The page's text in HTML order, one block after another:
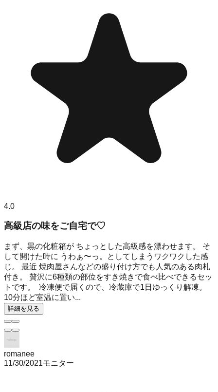
4.0
高級店の味をご自宅で♡
まず、黒の化粧箱が ちょっとした高級感を漂わせます。 そ
して開けた時に うわぁ〜っ。としてしまうワクワクした感
じ。 最近 焼肉屋さんなどの盛り付け方でも人気のある肉札
付き。 贅沢に6種類の部位をすき焼きで食べ比べできるセッ
トです。 ⁡ 冷凍便で届くので、冷蔵庫で1日ゆっくり解凍。
10分ほど室温に置い...
詳細を見る
romanee
11/30/2021モニター